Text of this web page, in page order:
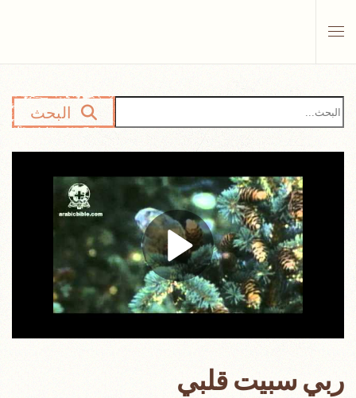
البحث
ربي سبيت قلبي